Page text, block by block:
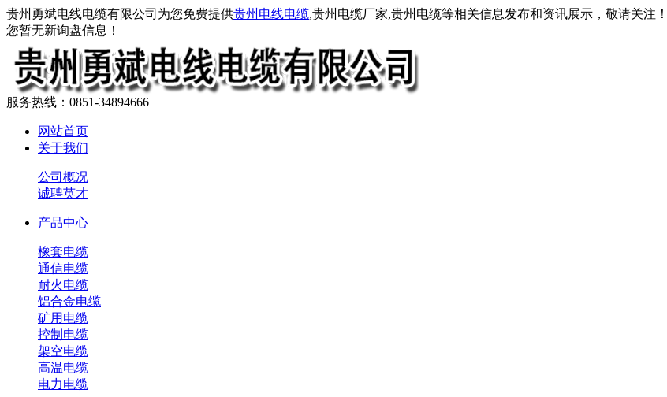
贵州勇斌电线电缆有限公司为您免费提供贵州电线电缆,贵州电缆厂家,贵州电缆等相关信息发布和资讯展示，敬请关注！
您暂无新询盘信息！
服务热线：0851-34894666
网站首页
关于我们
公司概况
诚聘英才
产品中心
橡套电缆
通信电缆
耐火电缆
铝合金电缆
矿用电缆
控制电缆
架空电缆
高温电缆
电力电缆